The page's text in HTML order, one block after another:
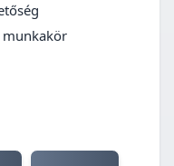
munkakör